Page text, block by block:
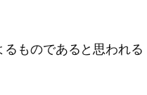
ものであると思われる